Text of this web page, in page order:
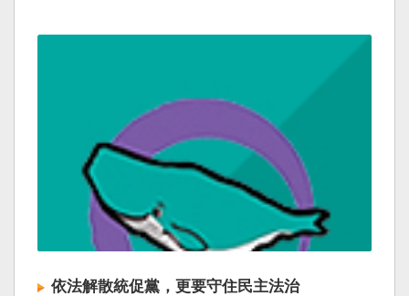
依法解散統促黨，更要守住民主法治